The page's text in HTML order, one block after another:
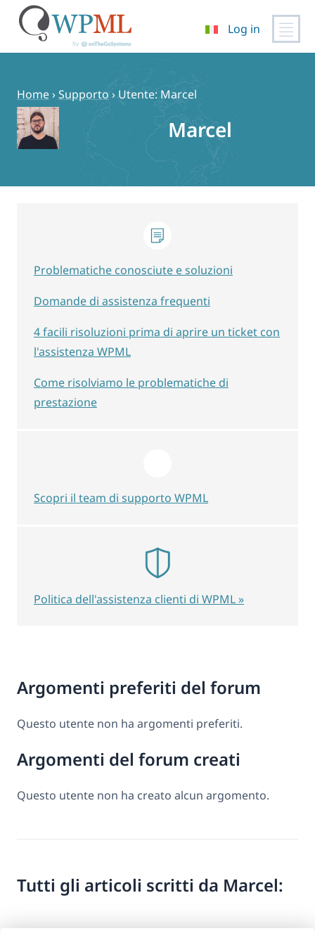
contenuto
Log in
Home›Supporto › Utente: Marcel
Marcel
Argomenti preferiti del forum
Questo utente non ha argomenti preferiti.
Argomenti del forum creati
Questo utente non ha creato alcun argomento.
Tutti gli articoli scritti da Marcel:
Problematiche conosciute e soluzioni
Domande di assistenza frequenti
4 facili risoluzioni prima di aprire un ticket con
l'assistenza WPML
Come risolviamo le problematiche di
prestazione
Scopri il team di supporto WPML
Politica dell'assistenza clienti di WPML »